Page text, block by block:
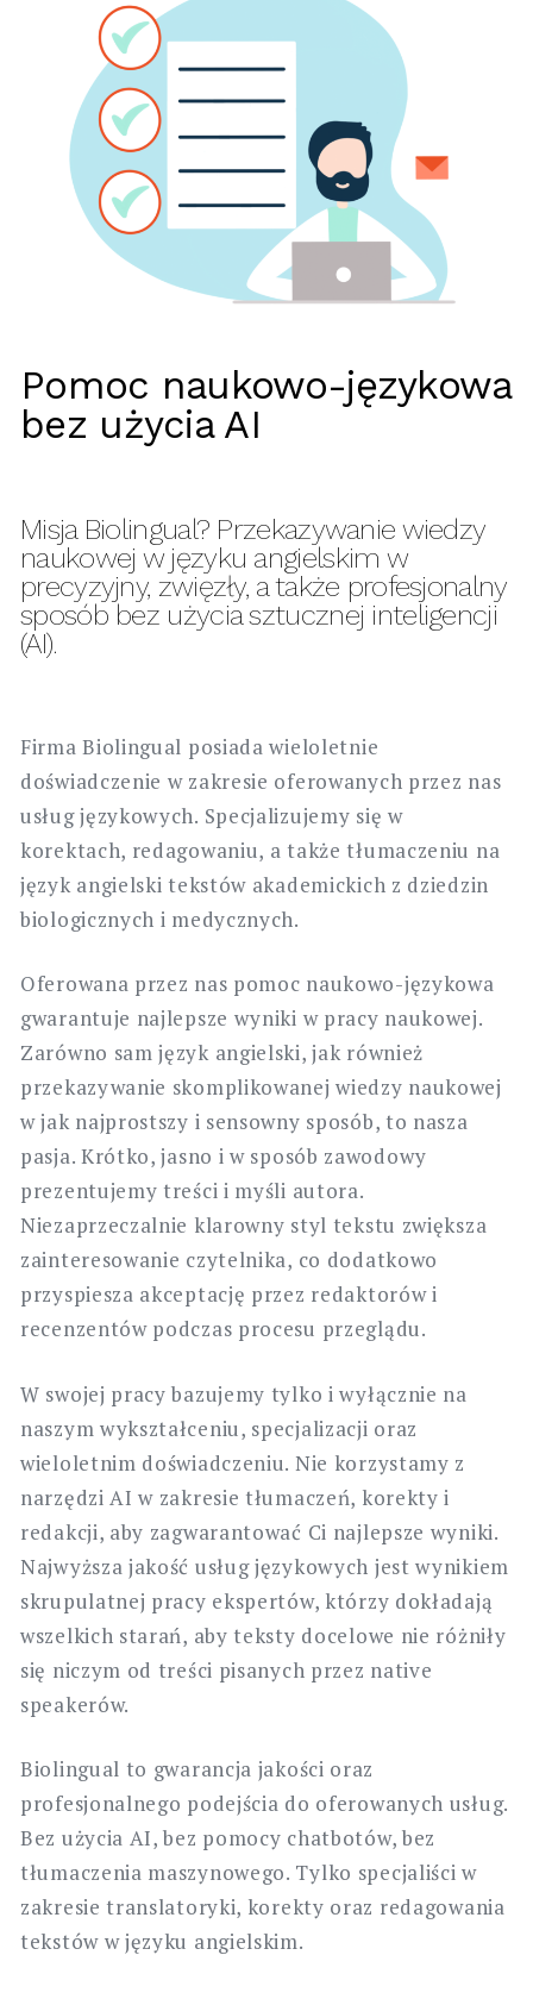
Pomoc naukowo-językowa
bez użycia AI
Misja Biolingual? Przekazywanie wiedzy
naukowej w języku angielskim w
precyzyjny, zwięzły, a także profesjonalny
sposób bez użycia sztucznej inteligencji
(AI).
Firma Biolingual posiada wieloletnie
doświadczenie w zakresie oferowanych przez nas
usług językowych. Specjalizujemy się w
korektach, redagowaniu, a także tłumaczeniu na
język angielski tekstów akademickich z dziedzin
biologicznych i medycznych.
Oferowana przez nas pomoc naukowo-językowa
gwarantuje najlepsze wyniki w pracy naukowej.
Zarówno sam język angielski, jak również
przekazywanie skomplikowanej wiedzy naukowej
w jak najprostszy i sensowny sposób, to nasza
pasja. Krótko, jasno i w sposób zawodowy
prezentujemy treści i myśli autora.
Niezaprzeczalnie klarowny styl tekstu zwiększa
zainteresowanie czytelnika, co dodatkowo
przyspiesza akceptację przez redaktorów i
recenzentów podczas procesu przeglądu.
W swojej pracy bazujemy tylko i wyłącznie na
naszym wykształceniu, specjalizacji oraz
wieloletnim doświadczeniu. Nie korzystamy z
narzędzi AI w zakresie tłumaczeń, korekty i
redakcji, aby zagwarantować Ci najlepsze wyniki.
Najwyższa jakość usług językowych jest wynikiem
skrupulatnej pracy ekspertów, którzy dokładają
wszelkich starań, aby teksty docelowe nie różniły
się niczym od treści pisanych przez native
speakerów.
Biolingual to gwarancja jakości oraz
profesjonalnego podejścia do oferowanych usług.
Bez użycia AI, bez pomocy chatbotów, bez
tłumaczenia maszynowego. Tylko specjaliści w
zakresie translatoryki, korekty oraz redagowania
tekstów w języku angielskim.